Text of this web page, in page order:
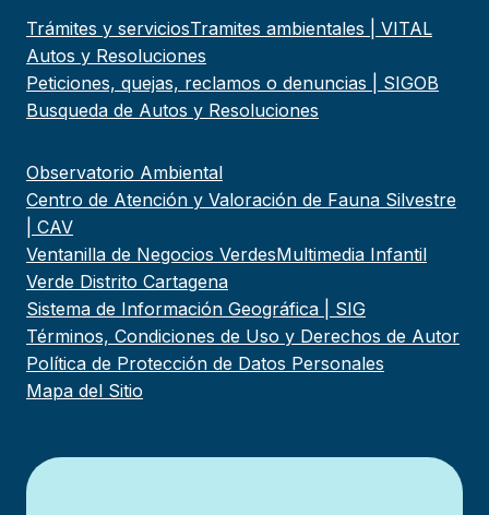
Trámites y serviciosTramites ambientales | VITAL
Autos y Resoluciones
Peticiones, quejas, reclamos o denuncias | SIGOB
Busqueda de Autos y Resoluciones
Observatorio Ambiental
Centro de Atención y Valoración de Fauna Silvestre
| CAV
Ventanilla de Negocios VerdesMultimedia Infantil
Verde Distrito Cartagena
Sistema de Información Geográfica | SIG
Términos, Condiciones de Uso y Derechos de Autor
Política de Protección de Datos Personales
Mapa del Sitio